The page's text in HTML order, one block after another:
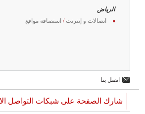
الرياض
اتصالات و إنترنت/ استضافة مواقع
اتصل بنا
شارك الصفحة على شبكات التواصل